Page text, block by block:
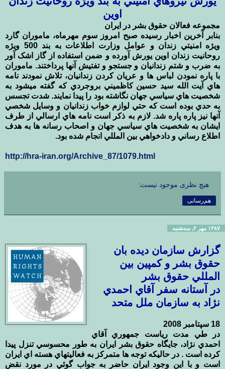
اوين
مجموعه فعالان حقوق بشر در ايران
بنابر آخرين اخبار رسيده صبح امروز سوم مهرماه، ماموران گارد
ويژه امنيتي زندان و عوامل وزارت اطلاعات به بند 500 ويژه
روحانيت زندان اوين يورش آورده و ضمن استفاده از گاز اشک آور
به ضرب و شتم زندانيان و جستجو و تفتيش آنها پرداختند. ماموران
با پاره نمودن لباس ها و عريان کردن زندانيان، تلاش نمودند نامه
هاي آيت الله سيد حسين کاظميني بروجردي که گفته ميشود به
شخصيت هاي سياسي جهان نگاشته بود را پيدا نمايند. شدت تجسس
به حدي بوده است که حتي لوازم خواب زندانيان و وسايل شخصي
آنها نيز پاره پاره شد. لازم به ذکر است نامه هاي ارسالي از طرف
ايشان به شخصيت هاي سياسي جهان و اصحاب رسانه ها به هدف
اطلاع رساني و دادخواهي بين المللي انجام شده بود.
http://hra-iran.org/Archive_87/1079.html
هیچ نظری موجود نیست:
هم‌رسانی
۱۳۸۷ مهر ۲, سه‌شنبه
گزارش سازمان ديده بان
حقوق بشر و كمپين بين
المللي حقوق بشر
در آستانه سفر آقاي احمدي
نژاد به سازمان ملل متحد
18 سپتامبر 2008
در طي مدت رياست جمهوري آقاي
احمدي نژاد، جايگاه حقوق بشر ايران به طور محسوسي تنزل پيدا
كرده است . در حاليكه توجه ها متمركز به فعاليتهاي هسته اي ايران
است و با اين وجود ايران حاضر به جواب گوئي در مورد نقض